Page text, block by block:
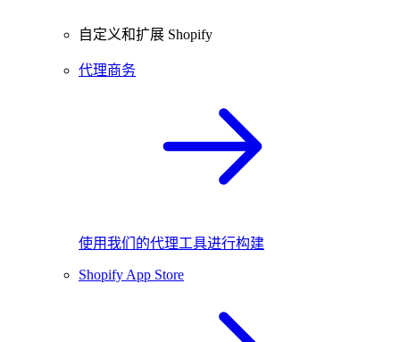
自定义和扩展 Shopify
代理商务
使用我们的代理工具进行构建
Shopify App Store